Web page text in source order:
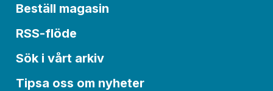
Beställ magasin
RSS-flöde
Sök i vårt arkiv
Tipsa oss om nyheter